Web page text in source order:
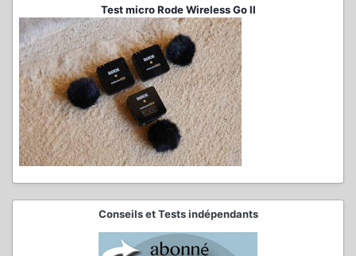
Test micro Rode Wireless Go II
Conseils et Tests indépendants